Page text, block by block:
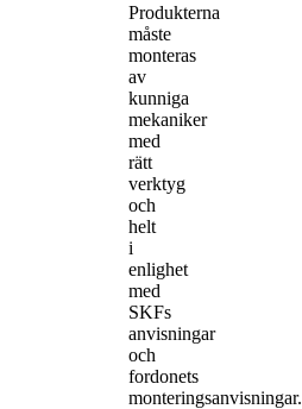
Produkterna
måste
monteras
av
kunniga
mekaniker
med
rätt
verktyg
och
helt
i
enlighet
med
SKFs
anvisningar
och
fordonets
monteringsanvisningar.